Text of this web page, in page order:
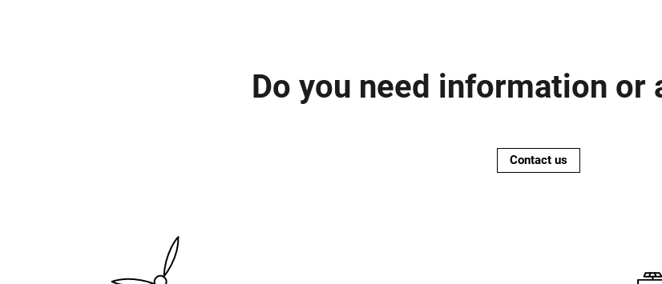
Do you need information or
Contact us